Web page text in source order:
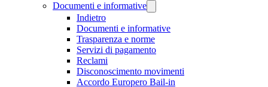
Documenti e informative
Indietro
Documenti e informative
Trasparenza e norme
Servizi di pagamento
Reclami
Disconoscimento movimenti
Accordo Europero Bail-in